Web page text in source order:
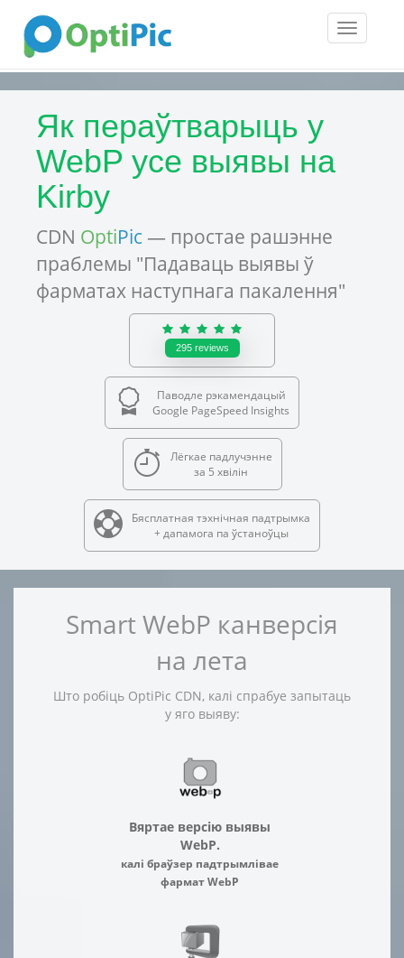
Toggle
Як пераўтварыць у
WebP усе выявы на
Kirby
CDN OptiPic — простае рашэнне
праблемы "Падаваць выявы ў
фарматах наступнага пакалення"
295 reviews
Паводле рэкамендацый
Google PageSpeed Insights
Лёгкае падлучэнне
за 5 хвілін
Бясплатная тэхнічная падтрымка
+ дапамога па ўстаноўцы
Smart WebP канверсія
на лета
Што робіць OptiPic CDN, калі спрабуе запытаць
у яго выяву:
Вяртае версію выявы
WebP.
калі браўзер падтрымлівае
фармат WebP